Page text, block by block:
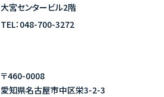
大宮センタービル2階
TEL： 048-700-3272
〒460-0008
愛知県名古屋市中区栄3-2-3